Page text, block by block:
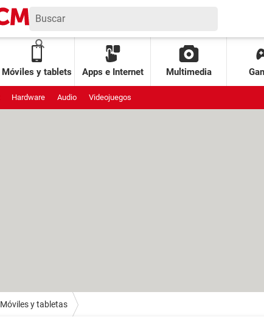
Móviles y tablets Apps e Internet Multimedia
Hardware Audio Videojuegos
Móviles y tabletas